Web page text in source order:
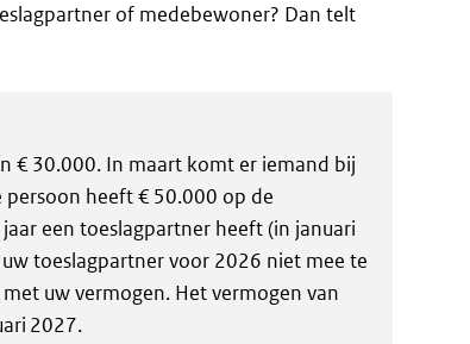
of medebewoner? Dan telt
€ 30.000. In maart komt er iemand bij
heeft € 50.000 op de
een toeslagpartner heeft (in januari
toeslagpartner voor 2026 niet mee te
uw vermogen. Het vermogen van
2027.